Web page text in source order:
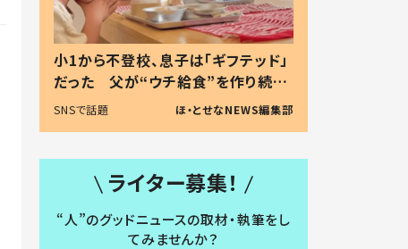
小1から不登校、息子は「ギフテッド」
だった 父が“ウチ給食”を作り続け
る理由とは #令和の親 #令和の子
SNSで話題 ほ・とせなNEWS編集部
ライター募集！
“人”のグッドニュースの取材・執筆をし
てみませんか？